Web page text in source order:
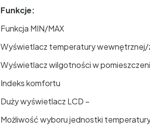
Funkcje:
Funkcja MIN/MAX
Wyświetlacz temperatury wewnętrznej/
Wyświetlacz wilgotności w
Indeks komfortu
Duży wyświetlacz LCD –
Możliwość wyboru jednostki